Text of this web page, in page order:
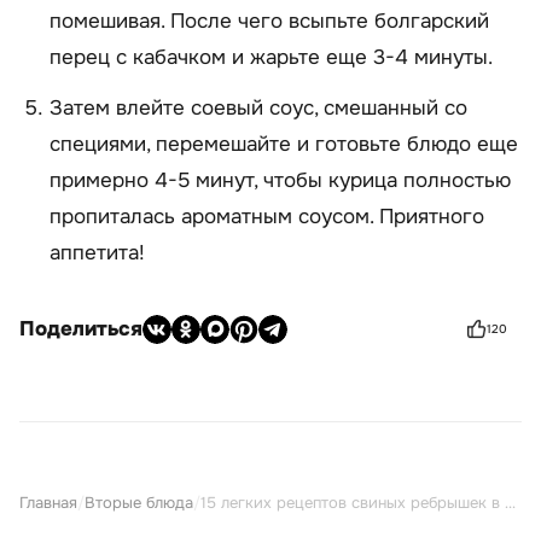
помешивая. После чего всыпьте болгарский
перец с кабачком и жарьте еще 3-4 минуты.
Затем влейте соевый соус, смешанный со
специями, перемешайте и готовьте блюдо еще
примерно 4-5 минут, чтобы курица полностью
пропиталась ароматным соусом. Приятного
аппетита!
Поделиться 120
Главная Вторые блюда 15 легких рецептов свиных ребрышек в соевом соусе